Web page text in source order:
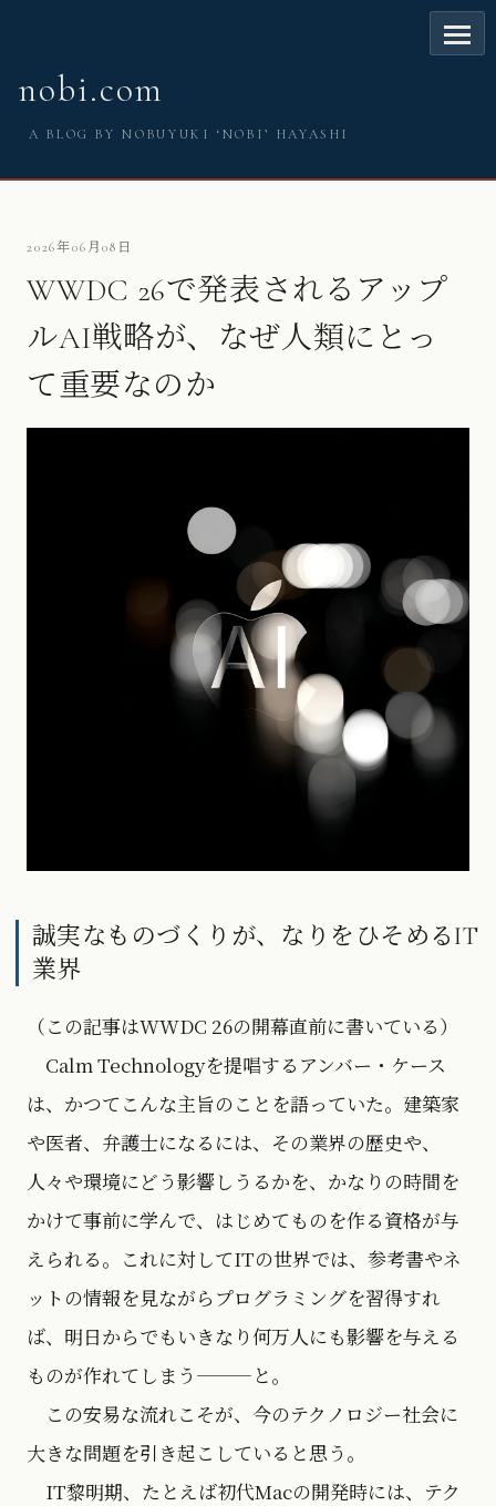
nobi.com
A BLOG BY NOBUYUKI ‘NOBI’ HAYASHI
2026年06月08日
WWDC 26で発表されるアップ
ルAI戦略が、なぜ人類にとっ
て重要なのか
誠実なものづくりが、なりをひそめるIT
業界
（この記事はWWDC 26の開幕直前に書いている）
Calm Technologyを提唱するアンバー・ケース
は、かつてこんな主旨のことを語っていた。建築家
や医者、弁護士になるには、その業界の歴史や、
人々や環境にどう影響しうるかを、かなりの時間を
かけて事前に学んで、はじめてものを作る資格が与
えられる。これに対してITの世界では、参考書やネ
ットの情報を見ながらプログラミングを習得すれ
ば、明日からでもいきなり何万人にも影響を与える
ものが作れてしまう———と。
この安易な流れこそが、今のテクノロジー社会に
大きな問題を引き起こしていると思う。
IT黎明期、たとえば初代Macの開発時には、テク